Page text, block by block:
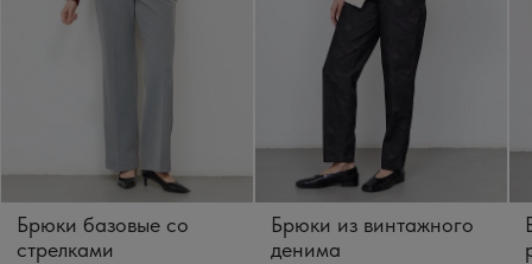
Брюки базовые со
стрелками
Брюки из винтажного
денима